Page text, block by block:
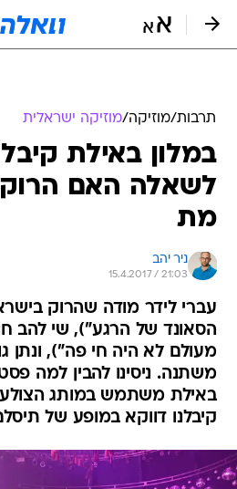
תרבות/מוזיקה/מוזיקה ישראלית
במלון באילת
לשאלה האם
מת
ניר יהב
15.4.2017 / 21:03
עברי לידר מודה שהרוק
הסאונד של הרגע"), שי להב
מעולם לא היה חי פה"), ונתן
משתנה. ניסינו להבין למה
באילת משתמש במותג
קיבלנו דווקא במופע של